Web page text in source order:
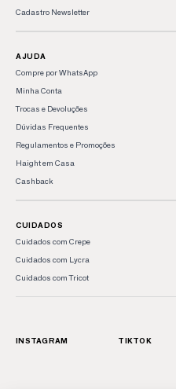
Cadastro Newsletter
AJUDA
Compre por WhatsApp
Minha Conta
Trocas e Devoluções
Dúvidas Frequentes
Regulamentos e Promoções
Haight em Casa
Cashback
CUIDADOS
Cuidados com Crepe
Cuidados com Lycra
Cuidados com Tricot
INSTAGRAM TIKTOK